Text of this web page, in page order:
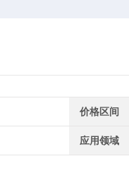
价格区间
应用领域